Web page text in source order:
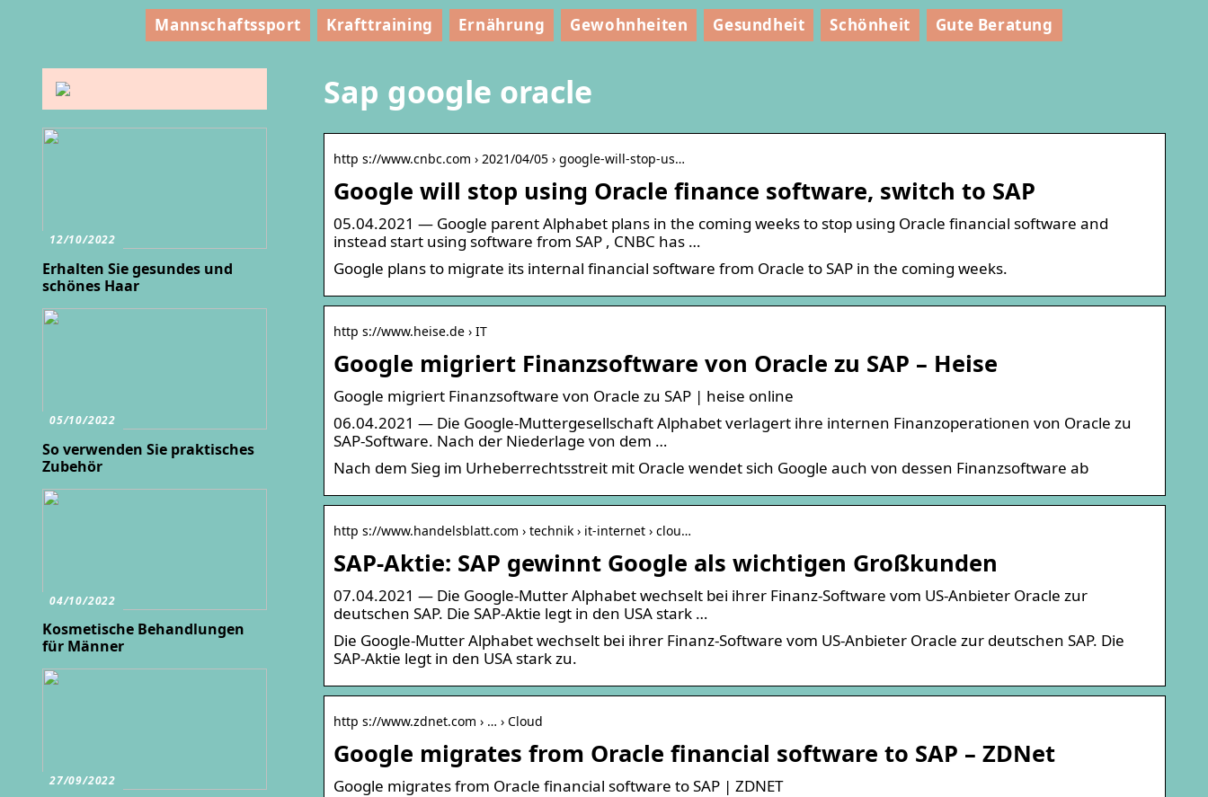
Mannschaftssport Krafttraining Ernährung Gewohnheiten Gesundheit Schönheit Gute Beratung
Sap google oracle
http s://www.cnbc.com › 2021/04/05 › google-will-stop-us…
Google will stop using Oracle finance software, switch to SAP
05.04.2021 — Google parent Alphabet plans in the coming weeks to stop using Oracle financial software and
instead start using software from SAP , CNBC has …
Google plans to migrate its internal financial software from Oracle to SAP in the coming weeks.
http s://www.heise.de › IT
Google migriert Finanzsoftware von Oracle zu SAP – Heise
Google migriert Finanzsoftware von Oracle zu SAP | heise online
06.04.2021 — Die Google-Muttergesellschaft Alphabet verlagert ihre internen Finanzoperationen von Oracle zu
SAP-Software. Nach der Niederlage von dem …
Nach dem Sieg im Urheberrechtsstreit mit Oracle wendet sich Google auch von dessen Finanzsoftware ab
http s://www.handelsblatt.com › technik › it-internet › clou…
SAP-Aktie: SAP gewinnt Google als wichtigen Großkunden
07.04.2021 — Die Google-Mutter Alphabet wechselt bei ihrer Finanz-Software vom US-Anbieter Oracle zur
deutschen SAP. Die SAP-Aktie legt in den USA stark …
Die Google-Mutter Alphabet wechselt bei ihrer Finanz-Software vom US-Anbieter Oracle zur deutschen SAP. Die
SAP-Aktie legt in den USA stark zu.
http s://www.zdnet.com › … › Cloud
Google migrates from Oracle financial software to SAP – ZDNet
Google migrates from Oracle financial software to SAP | ZDNET
12/10/2022
Erhalten Sie gesundes und
schönes Haar
05/10/2022
So verwenden Sie praktisches
Zubehör
04/10/2022
Kosmetische Behandlungen
für Männer
27/09/2022